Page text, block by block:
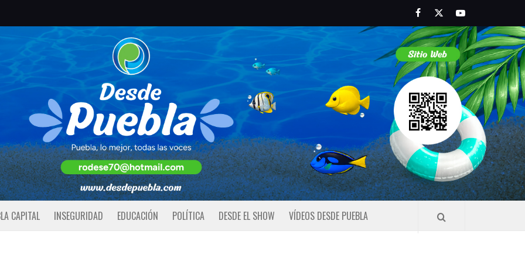
FacebookTwitterYoutube
CAPITAL INSEGURIDAD EDUCACIÓN POLÍTICA DESDE EL SHOW VÍDEOS DESDE PUEBLA